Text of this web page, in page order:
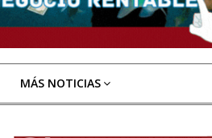
MÁS NOTICIAS